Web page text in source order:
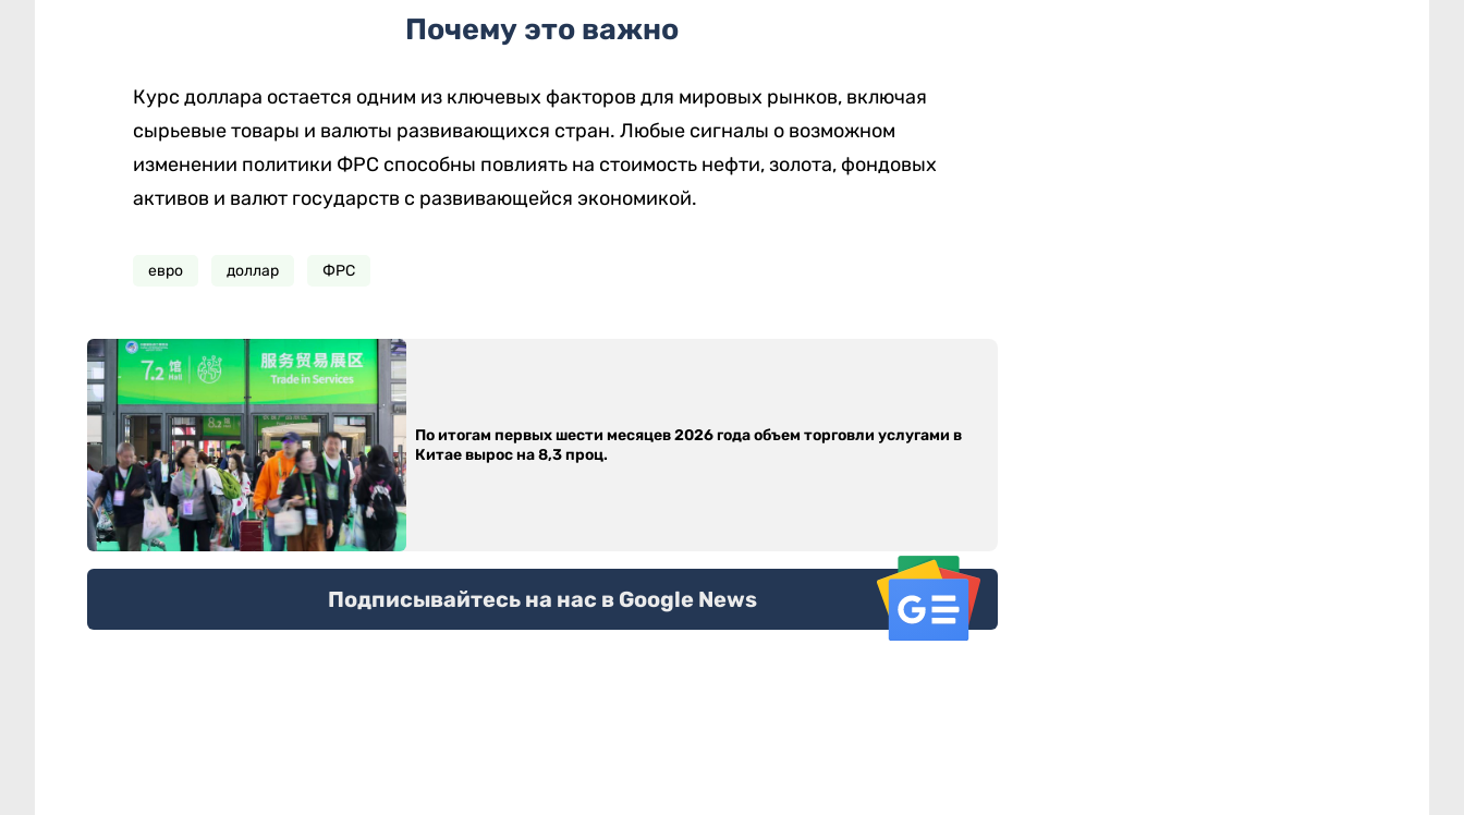
Почему это важно
Курс доллара остается одним из ключевых факторов для мировых рынков, включая
сырьевые товары и валюты развивающихся стран. Любые сигналы о возможном
изменении политики ФРС способны повлиять на стоимость нефти, золота, фондовых
активов и валют государств с развивающейся экономикой.
евро доллар ФРС
По итогам первых шести месяцев 2026 года объем торговли услугами в
Китае вырос на 8,3 проц.
Подписывайтесь на нас в Google News